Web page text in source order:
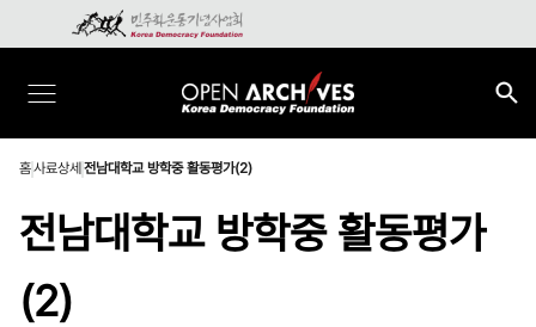
홈사료상세 전남대학교 방학중 활동평가(2)
전남대학교 방학중 활동평가
(2)